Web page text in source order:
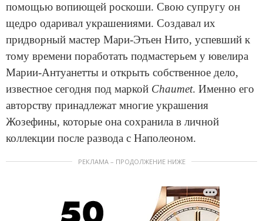
помощью вопиющей роскоши. Свою супругу он
щедро одаривал украшениями. Создавал их
придворный мастер Мари-Этьен Нито, успевший к
тому времени поработать подмастерьем у ювелира
Марии-Антуанетты и открыть собственное дело,
известное сегодня под маркой Chaumet. Именно его
авторству принадлежат многие украшения
Жозефины, которые она сохранила в личной
коллекции после развода с Наполеоном.
РЕКЛАМА – ПРОДОЛЖЕНИЕ НИЖЕ